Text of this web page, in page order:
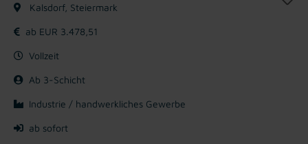
Kalsdorf, Steiermark
ab EUR 3.478,51
Vollzeit
Ab 3-Schicht
Industrie / handwerkliches Gewerbe
ab sofort